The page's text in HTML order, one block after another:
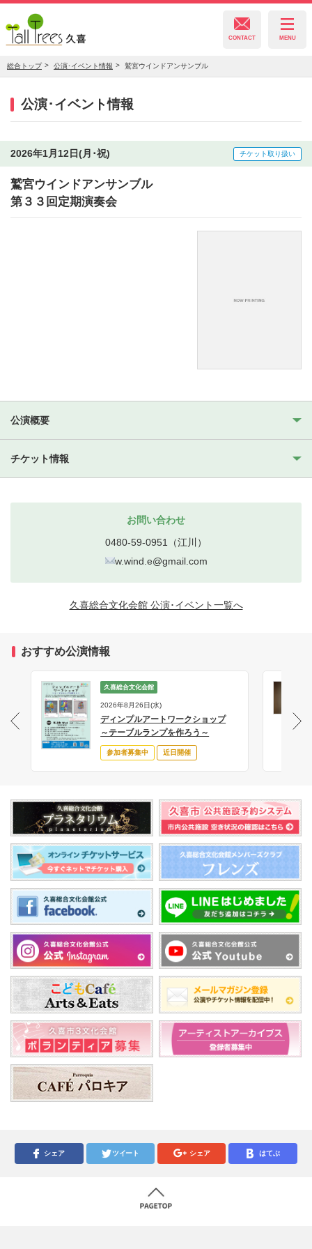
MENU
CONTACT
総合トップ 公演･イベント情報 鷲宮ウインドアンサンブル
公演･イベント情報
2026年1月12日(月･祝) チケット取り扱い
鷲宮ウインドアンサンブル
第３３回定期演奏会
公演概要
チケット情報
お問い合わせ
0480-59-0951（江川）
w.wind.e@gmail.com
久喜総合文化会館 公演･イベント一覧へ
おすすめ公演情報
久喜総合文化会館
2026年8月26日(水)
ディンプルアートワークショップ
～テーブルランプを作ろう～
参加者募集中 近日開催
シェア ツイート シェア はてぶ
久喜総合文化会館
栗橋文化会館